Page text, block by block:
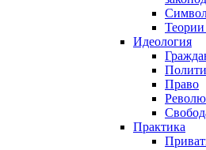
Теории
Идеология
Право
Практика